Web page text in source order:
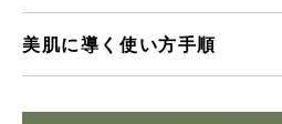
美肌に導く使い方手順